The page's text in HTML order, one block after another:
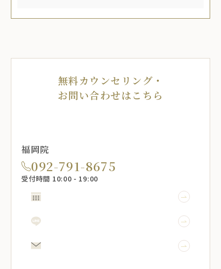
無料カウンセリング・
お問い合わせはこちら
福岡院
092-791-8675
受付時間 10:00 - 19:00